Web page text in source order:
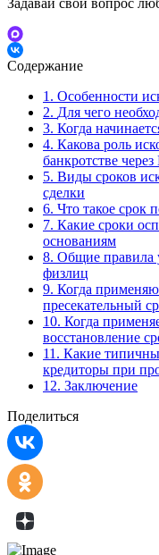
Содержание
1. Особенности
2. Для чего
3. Когда
4. Какова роль
банкротстве
5. Виды сроков
сделки
6. Что такое срок
7. Какие сроки
основаниям
8. Общие правила
физлиц
9. Когда
пресекательный
10. Когда
восстановление
11. Какие
кредиторы при
12. Заключение
Поделиться